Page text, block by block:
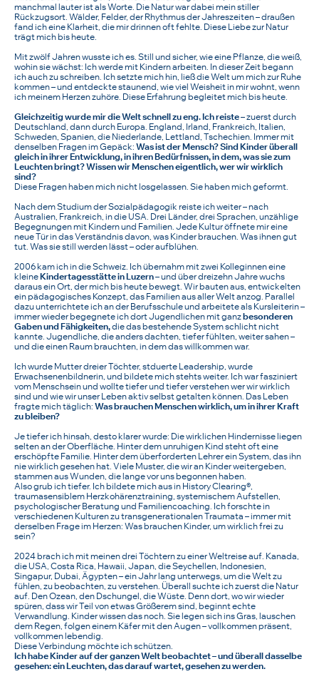
manchmal lauter ist als Worte. Die Natur war dabei mein stiller
Rückzugsort. Wälder, Felder, der Rhythmus der Jahreszeiten – draußen
fand ich eine Klarheit, die mir drinnen oft fehlte. Diese Liebe zur Natur
trägt mich bis heute.
Mit zwölf Jahren wusste ich es. Still und sicher, wie eine Pflanze, die weiß,
wohin sie wächst: Ich werde mit Kindern arbeiten. In dieser Zeit begann
ich auch zu schreiben. Ich setzte mich hin, ließ die Welt um mich zur Ruhe
kommen – und entdeckte staunend, wie viel Weisheit in mir wohnt, wenn
ich meinem Herzen zuhöre. Diese Erfahrung begleitet mich bis heute.
Gleichzeitig wurde mir die Welt schnell zu eng. Ich reiste– zuerst durch
Deutschland, dann durch Europa. England, Irland, Frankreich, Italien,
Schweden, Spanien, die Niederlande, Lettland, Tschechien. Immer mit
denselben Fragen im Gepäck: Was ist der Mensch? Sind Kinder überall
gleich in ihrer Entwicklung, in ihren Bedürfnissen, in dem, was sie zum
Leuchten bringt? Wissen wir Menschen eigentlich, wer wir wirklich
sind?
Diese Fragen haben mich nicht losgelassen. Sie haben mich geformt.
Nach dem Studium der Sozialpädagogik reiste ich weiter – nach
Australien, Frankreich, in die USA. Drei Länder, drei Sprachen, unzählige
Begegnungen mit Kindern und Familien. Jede Kultur öffnete mir eine
neue Tür in das Verständnis davon, was Kinder brauchen. Was ihnen gut
tut. Was sie still werden lässt – oder aufblühen.
2006 kam ich in die Schweiz. Ich übernahm mit zwei Kolleginnen eine
kleineKindertagesstätte in Luzern– und über dreizehn Jahre wuchs
daraus ein Ort, der mich bis heute bewegt. Wir bauten aus, entwickelten
ein pädagogisches Konzept, das Familien aus aller Welt anzog. Parallel
dazu unterrichtete ich an der Berufsschule und arbeitete als Kursleiterin –
immer wieder begegnete ich dort Jugendlichen mit ganzbesonderen
Gaben und Fähigkeiten,die das bestehende System schlicht nicht
kannte. Jugendliche, die anders dachten, tiefer fühlten, weiter sahen –
und die einen Raum brauchten, in dem das willkommen war.
Ich wurde Mutter dreier Töchter, stduerte Leadership, wurde
Erwachsenenbildnerin, und bildete mich stehts weiter. Ich war fasziniert
vom Menschsein und wollte tiefer und tiefer verstehen wer wir wirklich
sind und wie wir unser Leben aktiv selbst getalten können. Das Leben
fragte mich täglich: Was brauchen Menschen wirklich, um in ihrer Kraft
zu bleiben?
Je tiefer ich hinsah, desto klarer wurde: Die wirklichen Hindernisse liegen
selten an der Oberfläche. Hinter dem unruhigen Kind steht oft eine
erschöpfte Familie. Hinter dem überforderten Lehrer ein System, das ihn
nie wirklich gesehen hat. Viele Muster, die wir an Kinder weitergeben,
stammen aus Wunden, die lange vor uns begonnen haben.
Also grub ich tiefer. Ich bildete mich aus in History Clearing®,
traumasensiblem Herzkohärenztraining, systemischem Aufstellen,
psychologischer Beratung und Familiencoaching. Ich forschte in
verschiedenen Kulturen zu transgenerationalen Traumata – immer mit
derselben Frage im Herzen: Was brauchen Kinder, um wirklich frei zu
sein?
2024 brach ich mit meinen drei Töchtern zu einer Weltreise auf. Kanada,
die USA, Costa Rica, Hawaii, Japan, die Seychellen, Indonesien,
Singapur, Dubai, Ägypten – ein Jahr lang unterwegs, um die Welt zu
fühlen, zu beobachten, zu verstehen. Überall suchte ich zuerst die Natur
auf. Den Ozean, den Dschungel, die Wüste. Denn dort, wo wir wieder
spüren, dass wir Teil von etwas Größerem sind, beginnt echte
Verwandlung. Kinder wissen das noch. Sie legen sich ins Gras, lauschen
dem Regen, folgen einem Käfer mit den Augen – vollkommen präsent,
vollkommen lebendig.
Diese Verbindung möchte ich schützen.
Ich habe Kinder auf der ganzen Welt beobachtet – und überall dasselbe
gesehen: ein Leuchten, das darauf wartet, gesehen zu werden.